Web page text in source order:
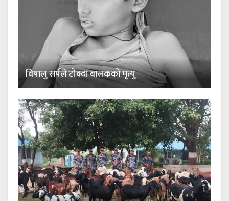
विषालु सर्पले टोक्दा बालकको मृत्यु